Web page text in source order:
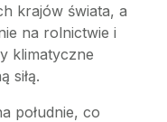
krajów świata, a
na rolnictwie i
klimatyczne
siłą.
południe, co